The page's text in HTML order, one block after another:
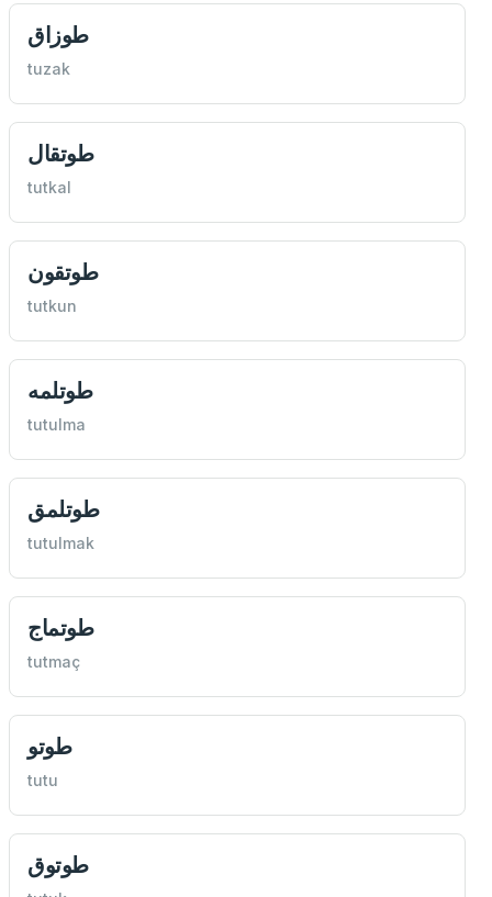
طوزاق
tuzak
طوتقال
tutkal
طوتقون
tutkun
طوتلمه
tutulma
طوتلمق
tutulmak
طوتماج
tutmaç
طوتو
tutu
طوتوق